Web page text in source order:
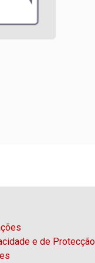
e de